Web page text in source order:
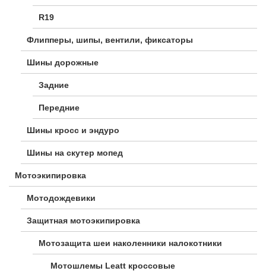
R19
Флипперы, шипы, вентили, фиксаторы
Шины дорожные
Задние
Передние
Шины кросс и эндуро
Шины на скутер мопед
Мотоэкипировка
Мотодождевики
Защитная мотоэкипировка
Мотозащита шеи наколенники налокотники
Мотошлемы Leatt кроссовые